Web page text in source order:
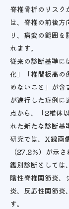
脊椎骨折のリスク
は、脊椎の前後方
り、病変の範囲
れます。
従来の診断基準に
化」「椎間板高の
めないこと」が含
が進行した症例に
点から、「2椎体
れた新たな診断基
研究では、X線画
（27.2％）が示
鑑別診断としては
陰性脊椎関節炎、
炎、反応性関節炎
す。